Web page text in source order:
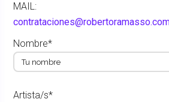
MAIL:
Nombre*
Artista/s*